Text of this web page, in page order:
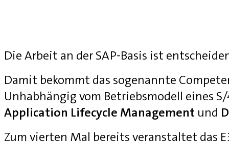
Die Arbeit an der SAP-Basis ist
Damit bekommt das sogenannte
Unhabhängig vom Betriebsmodell eines
Application Lifecycle Management und
Zum vierten Mal bereits veranstaltet das